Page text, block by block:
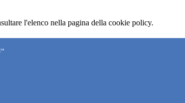
l'elenco nella pagina della cookie policy.